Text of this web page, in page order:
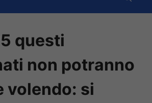
questi
non potranno
volendo: si